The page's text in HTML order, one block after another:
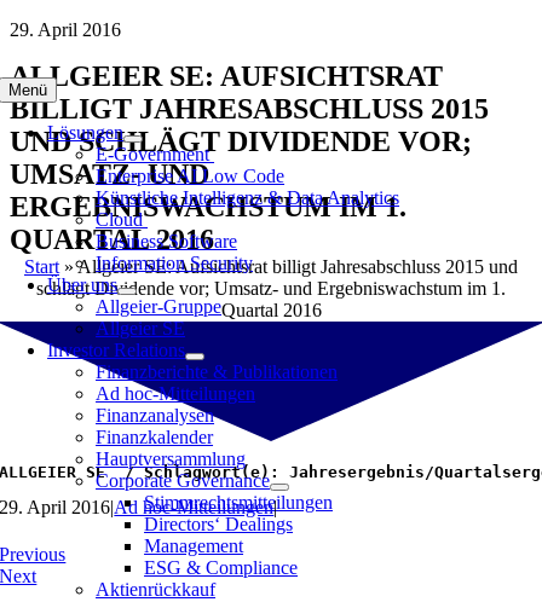
Zum
springen
Menü
Lösungen
E-Government
Enterprise AI Low Code
Künstliche Intelligenz & Data Analytics
Cloud
Business Software
Information Security
Über uns
Allgeier-Gruppe
Allgeier SE
Investor Relations
Finanzberichte & Publikationen
Ad hoc-Mitteilungen
Finanzanalysen
Finanzkalender
Hauptversammlung
Corporate Governance
Stimmrechtsmitteilungen
Directors‘ Dealings
Management
ESG & Compliance
Aktienrückkauf
29. April 2016
ALLGEIER SE: AUFSICHTSRAT
BILLIGT JAHRESABSCHLUSS 2015
UND SCHLÄGT DIVIDENDE VOR;
UMSATZ- UND
ERGEBNISWACHSTUM IM 1.
QUARTAL 2016
Start »Allgeier SE: Aufsichtsrat billigt Jahresabschluss 2015 und
schlägt Dividende vor; Umsatz- und Ergebniswachstum im 1.
Quartal 2016
ALLGEIER SE  / Schlagwort(e): Jahresergebnis/
29. April 2016|Ad hoc-Mitteilungen|
Previous
Next